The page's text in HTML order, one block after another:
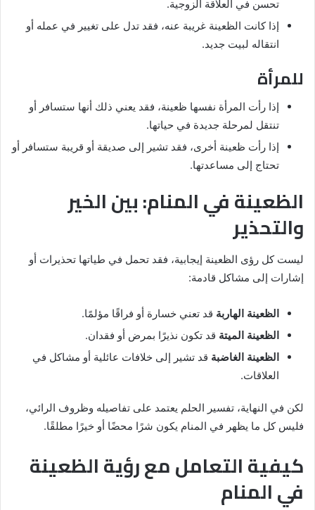
تحسن في العلاقة الزوجية.
إذا كانت الظعينة غريبة عنه، فقد تدل على تغيير في عمله أو
انتقاله لبيت جديد.
للمرأة
إذا رأت المرأة نفسها ظعينة، فقد يعني ذلك أنها ستسافر أو
تنتقل لمرحلة جديدة في حياتها.
إذا رأت ظعينة أخرى، فقد تشير إلى صديقة أو قريبة ستسافر أو
تحتاج إلى مساعدتها.
الظعينة في المنام: بين الخير
والتحذير
ليست كل رؤى الظعينة إيجابية، فقد تحمل في طياتها تحذيرات أو
إشارات إلى مشاكل قادمة:
الظعينة الهاربة قد تعني خسارة أو فراقًا مؤلمًا.
الظعينة الميتة قد تكون نذيرًا بمرض أو فقدان.
الظعينة الغاضبة قد تشير إلى خلافات عائلية أو مشاكل في
العلاقات.
لكن في النهاية، تفسير الحلم يعتمد على تفاصيله وظروف الرائي،
فليس كل ما يظهر في المنام يكون شرًا محضًا أو خيرًا مطلقًا.
كيفية التعامل مع رؤية الظعينة
في المنام